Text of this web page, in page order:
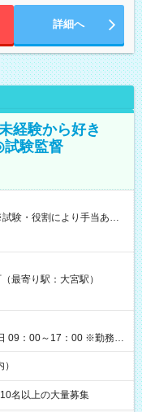
詳細へ
経験から好き
験監督
払い）オプションあ
間ほどで給与の一部を受け
休憩1時間） 時給1,300円
の役割により時給＋100
（休憩なし） 時給1,300
円＋交通費 【試用期
最寄り駅：大宮駅）
09：00～17：00 ※勤務時
名以上の大量募集